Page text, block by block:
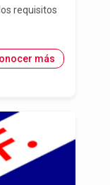
requisitos
más